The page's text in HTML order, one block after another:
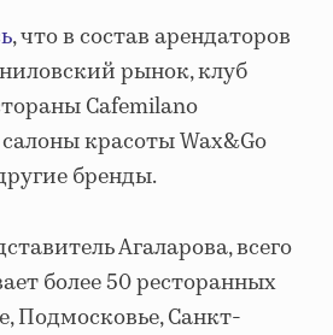
, что в состав арендаторов
рынок, клуб
Cafemilano
красоты Wax&Go
бренды.
Агаларова, всего
более 50 ресторанных
Подмосковье, Санкт-